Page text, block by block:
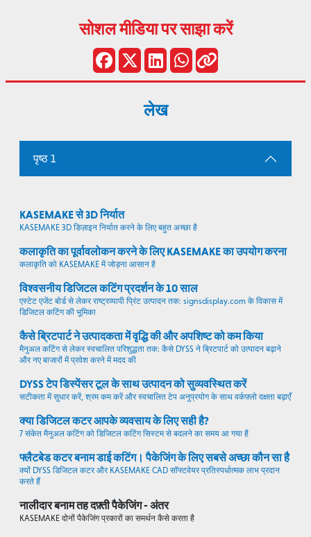
सोशल मीडिया पर साझा करें
लेख
पृष्ठ 1
KASEMAKE से 3D निर्यात
KASEMAKE 3D डिज़ाइन निर्यात करने के लिए बहुत अच्छा है
कलाकृति का पूर्वावलोकन करने के लिए KASEMAKE का उपयोग करना
कलाकृति को KASEMAKE में जोड़ना आसान है
विश्वसनीय डिजिटल कटिंग प्रदर्शन के 10 साल
एस्टेट एजेंट बोर्ड से लेकर राष्ट्रव्यापी प्रिंट उत्पादन तक: signsdisplay.com के विकास में
डिजिटल कटिंग की भूमिका
कैसे ब्रिटपार्ट ने उत्पादकता में वृद्धि की और अपशिष्ट को कम किया
मैनुअल कटिंग से लेकर स्वचालित परिशुद्धता तक: कैसे DYSS ने ब्रिटपार्ट को उत्पादन बढ़ाने
और नए बाजारों में प्रवेश करने में मदद की
DYSS टेप डिस्पेंसर टूल के साथ उत्पादन को सुव्यवस्थित करें
सटीकता में सुधार करें, श्रम कम करें और स्वचालित टेप अनुप्रयोग के साथ वर्कफ़्लो दक्षता बढ़ाएँ
क्या डिजिटल कटर आपके व्यवसाय के लिए सही है?
7 संकेत मैनुअल कटिंग को डिजिटल कटिंग सिस्टम से बदलने का समय आ गया है
फ्लैटबेड कटर बनाम डाई कटिंग। पैकेजिंग के लिए सबसे अच्छा कौन सा है
क्यों DYSS डिजिटल कटर और KASEMAKE CAD सॉफ्टवेयर प्रतिस्पर्धात्मक लाभ प्रदान
करते हैं
नालीदार बनाम तह दफ़्ती पैकेजिंग - अंतर
KASEMAKE दोनों पैकेजिंग प्रकारों का समर्थन कैसे करता है